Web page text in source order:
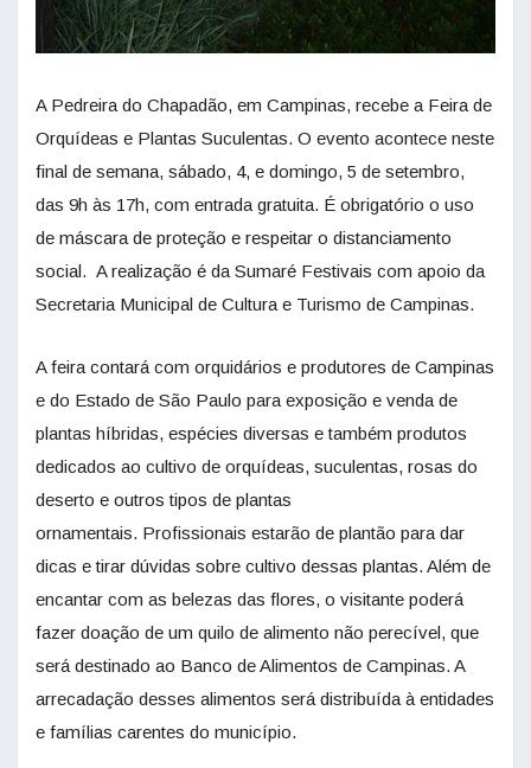
A Pedreira do Chapadão, em Campinas, recebe a Feira de
Orquídeas e Plantas Suculentas. O evento acontece neste
final de semana, sábado, 4, e domingo, 5 de setembro,
das 9h às 17h, com entrada gratuita. É obrigatório o uso
de máscara de proteção e respeitar o distanciamento
social. A realização é da Sumaré Festivais com apoio da
Secretaria Municipal de Cultura e Turismo de Campinas.
A feira contará com orquidários e produtores de Campinas
e do Estado de São Paulo para exposição e venda de
plantas híbridas, espécies diversas e também produtos
dedicados ao cultivo de orquídeas, suculentas, rosas do
deserto e outros tipos de plantas
ornamentais. Profissionais estarão de plantão para dar
dicas e tirar dúvidas sobre cultivo dessas plantas. Além de
encantar com as belezas das flores, o visitante poderá
fazer doação de um quilo de alimento não perecível, que
será destinado ao Banco de Alimentos de Campinas. A
arrecadação desses alimentos será distribuída à entidades
e famílias carentes do município.